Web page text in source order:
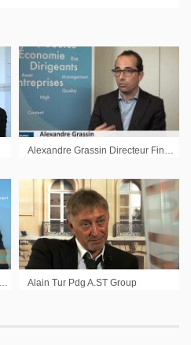
Alexandre Grassin Directeur Financier Genkyotex : « L’étude sur la PBC est clé pour la société »
Alain Tur Pdg A.ST Group